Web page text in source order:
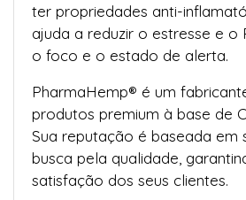
ter propriedades anti-
ajuda a reduzir o estresse e o
o foco e o estado de alerta.
PharmaHemp® é um
produtos premium à base de
Sua reputação é baseada em
busca pela qualidade,
satisfação dos seus clientes.